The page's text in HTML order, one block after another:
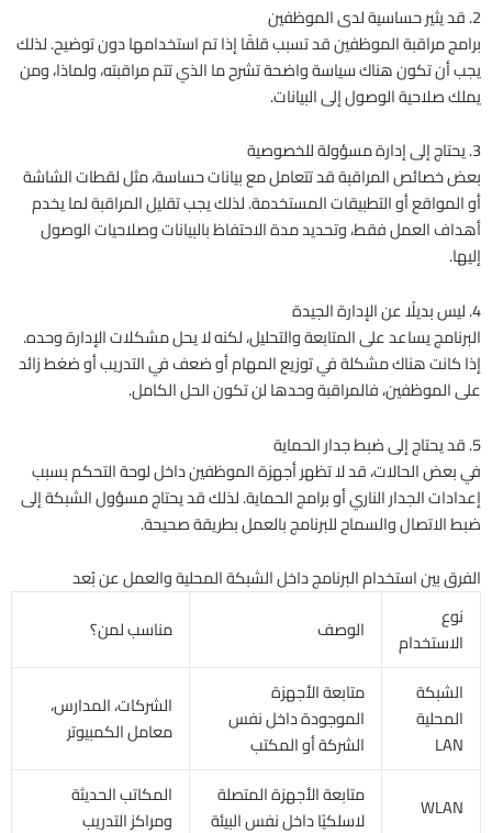
2. قد يثير حساسية لدى الموظفين
برامج مراقبة الموظفين قد تسبب قلقًا إذا تم استخدامها دون توضيح. لذلك
يجب أن تكون هناك سياسة واضحة تشرح ما الذي تتم مراقبته، ولماذا، ومن
يملك صلاحية الوصول إلى البيانات.
3. يحتاج إلى إدارة مسؤولة للخصوصية
بعض خصائص المراقبة قد تتعامل مع بيانات حساسة، مثل لقطات الشاشة
أو المواقع أو التطبيقات المستخدمة. لذلك يجب تقليل المراقبة لما يخدم
أهداف العمل فقط، وتحديد مدة الاحتفاظ بالبيانات وصلاحيات الوصول
إليها.
4. ليس بديلًا عن الإدارة الجيدة
البرنامج يساعد على المتابعة والتحليل، لكنه لا يحل مشكلات الإدارة وحده.
إذا كانت هناك مشكلة في توزيع المهام أو ضعف في التدريب أو ضغط زائد
على الموظفين، فالمراقبة وحدها لن تكون الحل الكامل.
5. قد يحتاج إلى ضبط جدار الحماية
في بعض الحالات، قد لا تظهر أجهزة الموظفين داخل لوحة التحكم بسبب
إعدادات الجدار الناري أو برامج الحماية. لذلك قد يحتاج مسؤول الشبكة إلى
ضبط الاتصال والسماح للبرنامج بالعمل بطريقة صحيحة.
الفرق بين استخدام البرنامج داخل الشبكة المحلية والعمل عن بُعد
نوع
الاستخدام
الوصف مناسب لمن؟
الشبكة
المحلية
LAN
متابعة الأجهزة
الموجودة داخل نفس
الشركة أو المكتب
الشركات، المدارس،
معامل الكمبيوتر
WLAN
متابعة الأجهزة المتصلة
لاسلكيًا داخل نفس البيئة
المكاتب الحديثة
ومراكز التدريب